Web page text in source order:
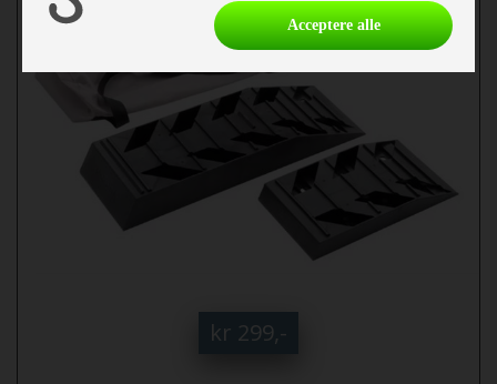
kr 299,-
Acceptere alle